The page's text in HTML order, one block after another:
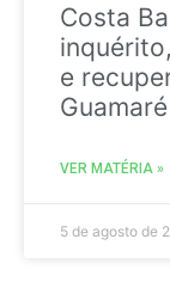
Costa
e
Guamaré
VER MATÉRIA »
5 de agosto de